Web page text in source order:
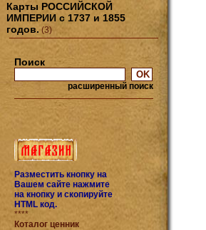
Карты РОССИЙСКОЙ
ИМПЕРИИ с 1737 и 1855
годов. (3)
Поиск
расширенный поиск
Разместить кнопку на
Вашем сайте нажмите
на кнопку и скопируйте
HTML код.
****
Коталог ценник